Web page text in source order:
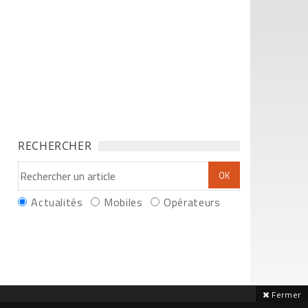
RECHERCHER
Actualités Mobiles Opérateurs
Fermer